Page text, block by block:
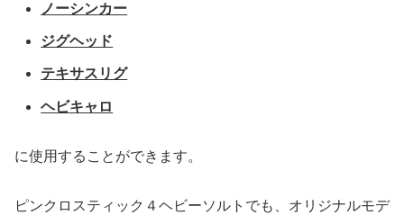
ノーシンカー
ジグヘッド
テキサスリグ
ヘビキャロ
に使用することができます。
ピンクロスティック４ヘビーソルトでも、オリジナルモデ